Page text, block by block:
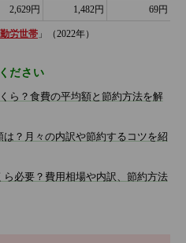
2,629円 1,482円 69円
労世帯 」（2022年）
ださい
ら？食費の平均額と節約方法を解
？月々の内訳や節約するコツを紹
必要？費用相場や内訳、節約方法